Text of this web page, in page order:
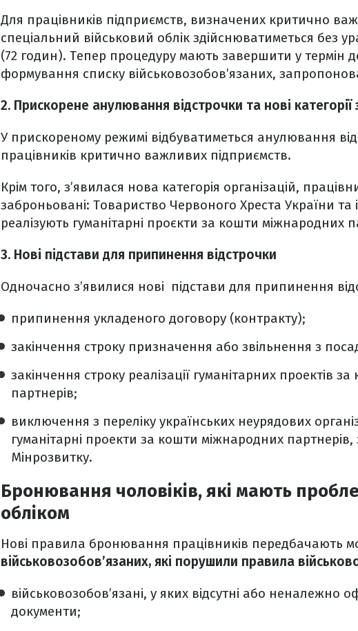
Для працівників підприємств, визначених критично
спеціальний військовий облік здійснюватиметься без
(72 годин). Тепер процедуру мають завершити у термін
формування списку військовозобов’язаних,
2. Прискорене анулювання відстрочки та нові
У прискореному режимі відбуватиметься анулювання
працівників критично важливих підприємств.
Крім того, з’явилася нова категорія організацій,
заброньовані: Товариство Червоного Хреста України та
реалізують гуманітарні проєкти за кошти міжнародних
3. Нові підстави для припинення відстрочки
Одночасно з’явилися нові підстави для припинення
припинення укладеного договору (контракту);
закінчення строку призначення або звільнення з
закінчення строку реалізації гуманітарних проектів
партнерів;
виключення з переліку українських неурядових
гуманітарні проекти за кошти міжнародних
Мінрозвитку.
Бронювання чоловіків, які мають
обліком
Нові правила бронювання працівників передбачають
військовозобов’язаних, які порушили правила
військовозобов’язані, у яких відсутні або неналежно
документи;